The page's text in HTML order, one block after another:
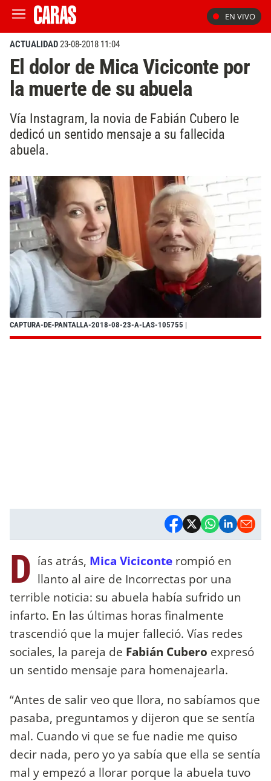
EN VIVO
ACTUALIDAD23-08-2018 11:04
El dolor de Mica Viciconte por
la muerte de su abuela
Vía Instagram, la novia de Fabián Cubero le
dedicó un sentido mensaje a su fallecida
abuela.
CAPTURA-DE-PANTALLA-2018-08-23-A-LAS-105755 |
D ías atrás, Mica Viciconte rompió en
llanto al aire de Incorrectas por una
terrible noticia: su abuela había sufrido un
infarto. En las últimas horas finalmente
trascendió que la mujer falleció. Vías redes
sociales, la pareja de Fabián Cubero expresó
un sentido mensaje para homenajearla.
“Antes de salir veo que llora, no sabíamos que
pasaba, preguntamos y dijeron que se sentía
mal. Cuando vi que se fue nadie me quiso
decir nada, pero yo ya sabía que ella se sentía
mal y empezó a llorar porque la abuela tuvo